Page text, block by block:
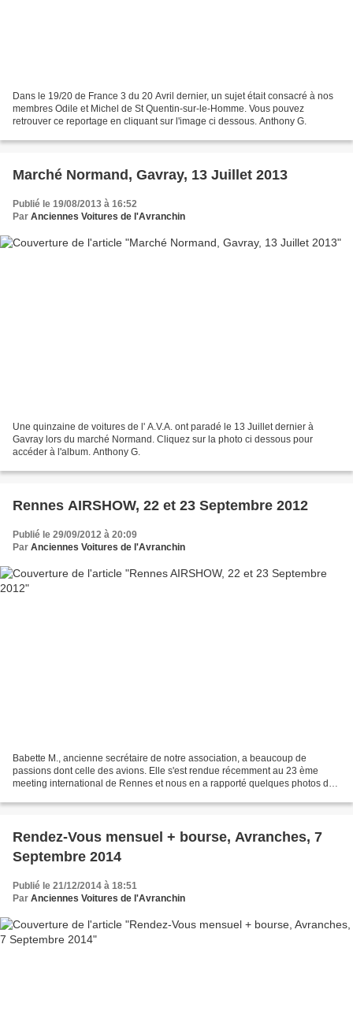
Dans le 19/20 de France 3 du 20 Avril dernier, un sujet était consacré à nos
membres Odile et Michel de St Quentin-sur-le-Homme. Vous pouvez
retrouver ce reportage en cliquant sur l'image ci dessous. Anthony G.
Marché Normand, Gavray, 13 Juillet 2013
Publié le 19/08/2013 à 16:52
Par Anciennes Voitures de l'Avranchin
Une quinzaine de voitures de l' A.V.A. ont paradé le 13 Juillet dernier à
Gavray lors du marché Normand. Cliquez sur la photo ci dessous pour
accéder à l'album. Anthony G.
Rennes AIRSHOW, 22 et 23 Septembre 2012
Publié le 29/09/2012 à 20:09
Par Anciennes Voitures de l'Avranchin
Babette M., ancienne secrétaire de notre association, a beaucoup de
passions dont celle des avions. Elle s'est rendue récemment au 23 ème
meeting international de Rennes et nous en a rapporté quelques photos de
Rendez-Vous mensuel + bourse, Avranches, 7
Septembre 2014
Publié le 21/12/2014 à 18:51
Par Anciennes Voitures de l'Avranchin